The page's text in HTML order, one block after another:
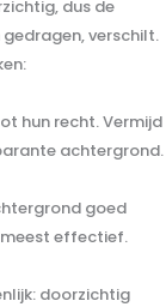
dus de
verschilt.
hun recht. Vermijd
achtergrond.
goed
effectief.
doorzichtig